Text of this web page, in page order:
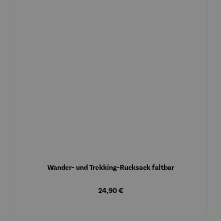
Wander- und Trekking-Rucksack faltbar
Regulärer Preis:
24,90 €